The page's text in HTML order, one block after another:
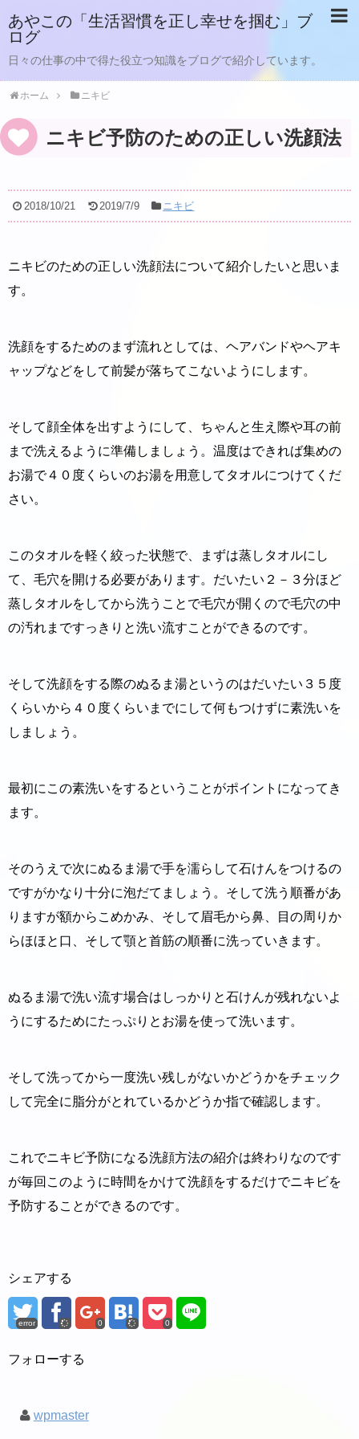
あやこの「生活習慣を正し幸せを掴む」ブ
ログ
日々の仕事の中で得た役立つ知識をブログで紹介しています。
ホーム ニキビ
ニキビ予防のための正しい洗顔法
2018/10/21 2019/7/9 ニキビ
ニキビのための正しい洗顔法について紹介したいと思いま
す。
洗顔をするためのまず流れとしては、ヘアバンドやヘアキ
ャップなどをして前髪が落ちてこないようにします。
そして顔全体を出すようにして、ちゃんと生え際や耳の前
まで洗えるように準備しましょう。温度はできれば集めの
お湯で４０度くらいのお湯を用意してタオルにつけてくだ
さい。
このタオルを軽く絞った状態で、まずは蒸しタオルにし
て、毛穴を開ける必要があります。だいたい２－３分ほど
蒸しタオルをしてから洗うことで毛穴が開くので毛穴の中
の汚れまですっきりと洗い流すことができるのです。
そして洗顔をする際のぬるま湯というのはだいたい３５度
くらいから４０度くらいまでにして何もつけずに素洗いを
しましょう。
最初にこの素洗いをするということがポイントになってき
ます。
そのうえで次にぬるま湯で手を濡らして石けんをつけるの
ですがかなり十分に泡だてましょう。そして洗う順番があ
りますが額からこめかみ、そして眉毛から鼻、目の周りか
らほほと口、そして顎と首筋の順番に洗っていきます。
ぬるま湯で洗い流す場合はしっかりと石けんが残れないよ
うにするためにたっぷりとお湯を使って洗います。
そして洗ってから一度洗い残しがないかどうかをチェック
して完全に脂分がとれているかどうか指で確認します。
これでニキビ予防になる洗顔方法の紹介は終わりなのです
が毎回このように時間をかけて洗顔をするだけでニキビを
予防することができるのです。
シェアする
error 0 0
フォローする
wpmaster